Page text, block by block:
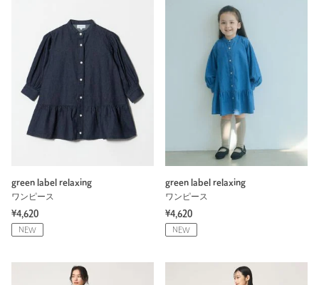
green label relaxing
ワンピース
¥4,620
NEW
green label relaxing
ワンピース
¥4,620
NEW